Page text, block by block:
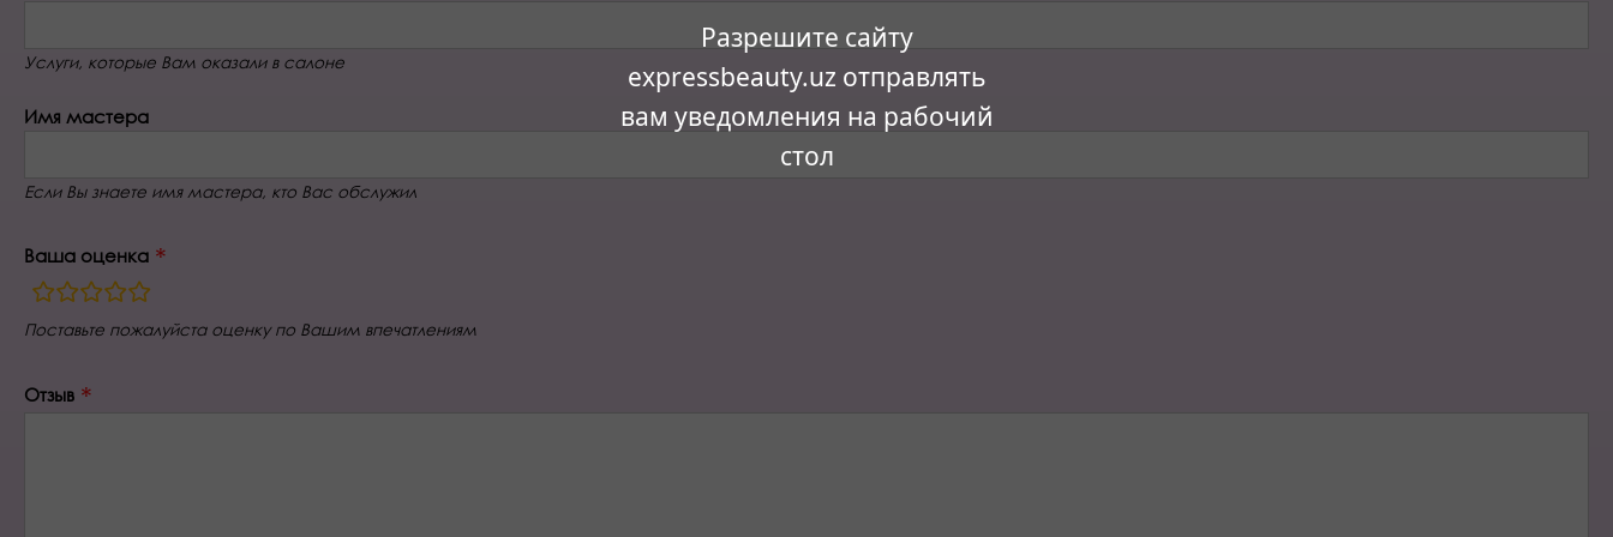
Разрешите сайту
expressbeauty.uz отправлять
вам уведомления на рабочий
стол
Услуги, которые Вам оказали в салоне
Имя мастера
Если Вы знаете имя мастера, кто Вас обслужил
Ваша оценка
rating
fields
Поставьте пожалуйста оценку по Вашим впечатлениям
Отзыв